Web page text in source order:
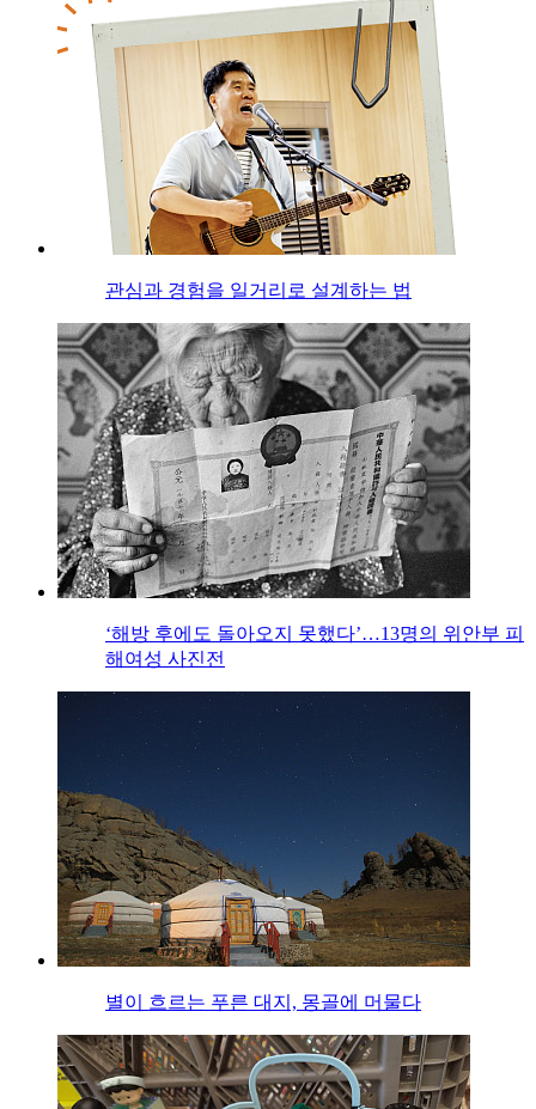
관심과 경험을 일거리로 설계하는 법
‘해방 후에도 돌아오지 못했다’…13명의 위안부 피
해여성 사진전
별이 흐르는 푸른 대지, 몽골에 머물다